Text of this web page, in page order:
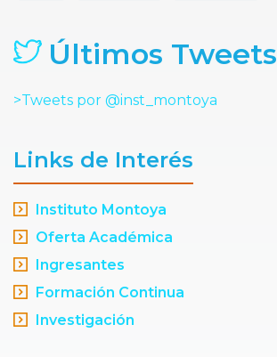
Últimos Tweets
>Tweets por @inst_montoya
Links de Interés
Instituto Montoya
Oferta Académica
Ingresantes
Formación Continua
Investigación